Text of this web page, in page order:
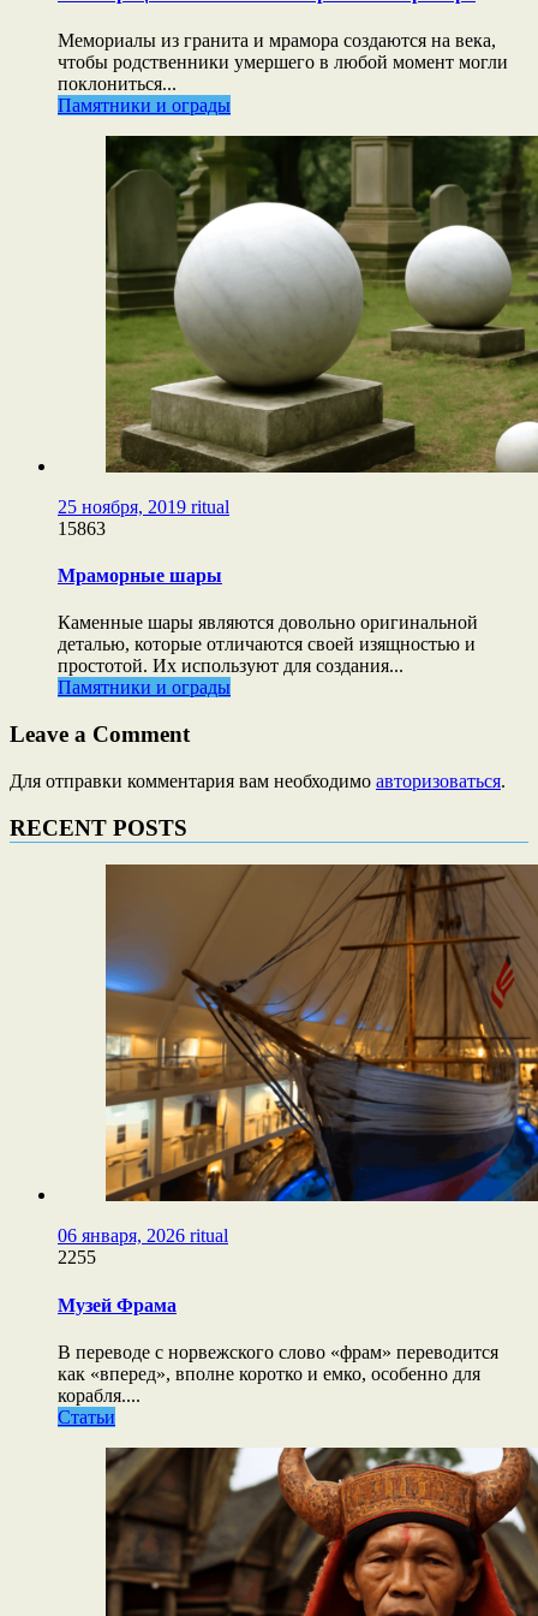
Мемориалы из гранита и мрамора создаются на века,
чтобы родственники умершего в любой момент могли
поклониться...
Памятники и ограды
25 ноября, 2019 ritual
15863
Мраморные шары
Каменные шары являются довольно оригинальной
деталью, которые отличаются своей изящностью и
простотой. Их используют для создания...
Памятники и ограды
Leave a Comment
Для отправки комментария вам необходимо авторизоваться.
RECENT POSTS
06 января, 2026 ritual
2255
Музей Фрама
В переводе с норвежского слово «фрам» переводится
как «вперед», вполне коротко и емко, особенно для
корабля....
Статьи